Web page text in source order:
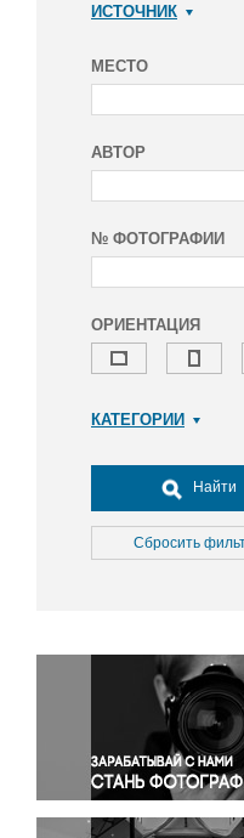
ИСТОЧНИК
МЕСТО
АВТОР
№ ФОТОГРАФИИ
ОРИЕНТАЦИЯ
КАТЕГОРИИ
Досуг, туризм и
Культура
Медицина
Окружающая среда
Политика
Правосудие
Происшествия и
Религия
Светская жизнь
Найти
Сбросить